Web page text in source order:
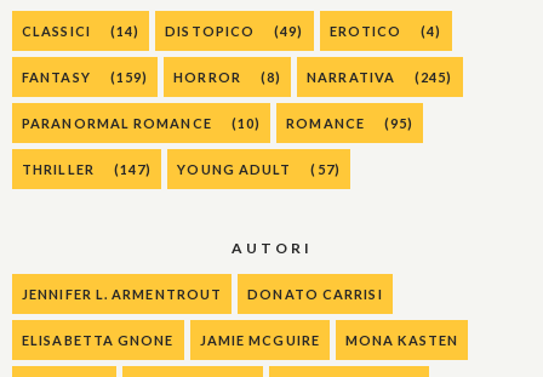
CLASSICI (14) DISTOPICO (49) EROTICO (4)
FANTASY (159) HORROR (8) NARRATIVA (245)
PARANORMAL ROMANCE (10) ROMANCE (95)
THRILLER (147) YOUNG ADULT (57)
AUTORI
JENNIFER L. ARMENTROUT DONATO CARRISI
ELISABETTA GNONE JAMIE MCGUIRE MONA KASTEN